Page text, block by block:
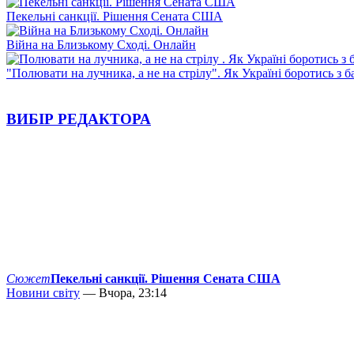
Пекельні санкції. Рішення Сената США
Війна на Близькому Сході. Онлайн
"Полювати на лучника, а не на стрілу". Як Україні боротись з
ВИБІР РЕДАКТОРА
СюжетПекельні санкції. Рішення Сената США
Новини світу — Вчора, 23:14